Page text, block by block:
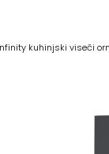
kuhinjski viseči